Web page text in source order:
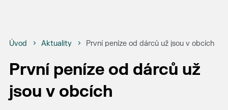
Úvod Aktuality První peníze od dárců už jsou v obcích
První peníze od dárců už
jsou v obcích